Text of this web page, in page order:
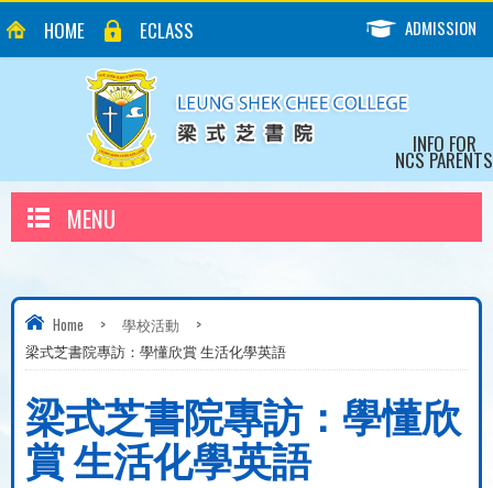
HOME ECLASS ADMISSION
INFO FOR
NCS PARENTS
MENU
Home > 學校活動
>
梁式芝書院專訪：學懂欣賞 生活化學英語
梁式芝書院專訪：學懂欣
賞 生活化學英語